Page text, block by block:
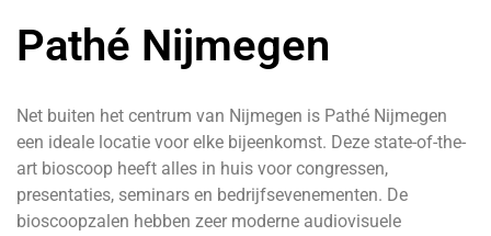
Pathé Nijmegen
Net buiten het centrum van Nijmegen is Pathé Nijmegen
een ideale locatie voor elke bijeenkomst. Deze state-of-the-
art bioscoop heeft alles in huis voor congressen,
presentaties, seminars en bedrijfsevenementen. De
bioscoopzalen hebben zeer moderne audiovisuele